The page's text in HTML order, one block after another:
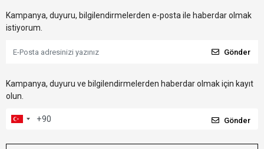
Kampanya, duyuru, bilgilendirmelerden e-posta ile haberdar olmak
istiyorum.
Gönder
Kampanya, duyuru ve bilgilendirmelerden haberdar olmak için kayıt
olun.
Gönder